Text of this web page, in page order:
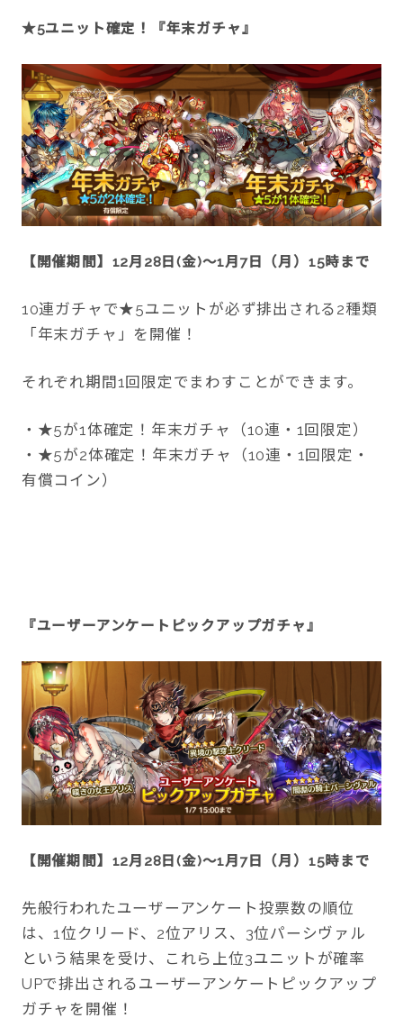
★5ユニット確定！『年末ガチャ』
【開催期間】12月28日(金)～1月7日（月）15時まで
10連ガチャで★5ユニットが必ず排出される2種類
「年末ガチャ」を開催！
それぞれ期間1回限定でまわすことができます。
・★5が1体確定！年末ガチャ（10連・1回限定）
・★5が2体確定！年末ガチャ（10連・1回限定・
有償コイン）
『ユーザーアンケートピックアップガチャ』
【開催期間】12月28日(金)～1月7日（月）15時まで
先般行われたユーザーアンケート投票数の順位
は、1位クリード、2位アリス、3位パーシヴァル
という結果を受け、これら上位3ユニットが確率
UPで排出されるユーザーアンケートピックアップ
ガチャを開催！